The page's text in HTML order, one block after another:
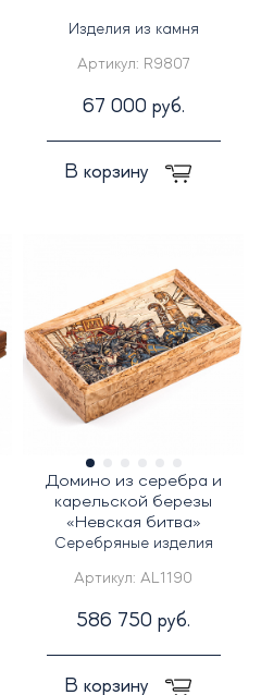
Изделия из камня
Артикул: R9807
67 000 руб.
В корзину
Домино из серебра и
карельской березы
«Невская битва»
Серебряные изделия
Артикул:AL1190
586 750 руб.
В корзину